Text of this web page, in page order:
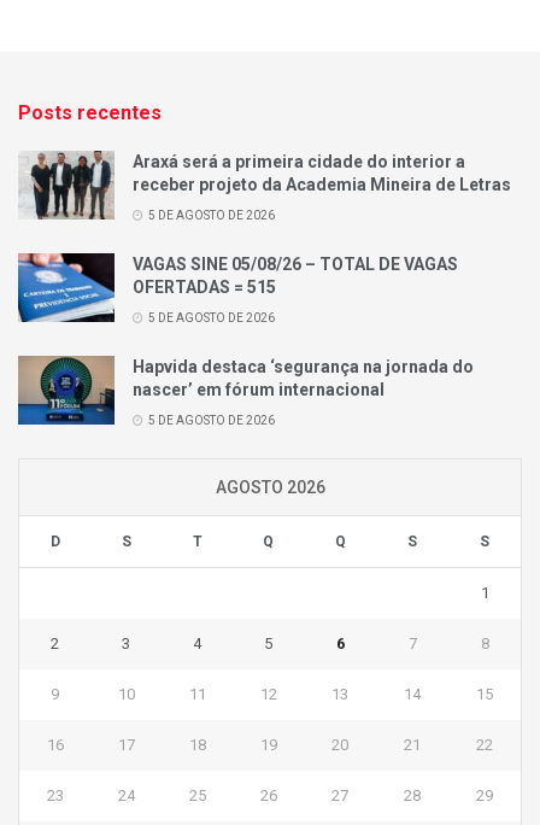
Posts recentes
Araxá será a primeira cidade do interior a
receber projeto da Academia Mineira de Letras
5 DE AGOSTO DE 2026
VAGAS SINE 05/08/26 – TOTAL DE VAGAS
OFERTADAS = 515
5 DE AGOSTO DE 2026
Hapvida destaca ‘segurança na jornada do
nascer’ em fórum internacional
5 DE AGOSTO DE 2026
AGOSTO 2026
D S T Q Q S S
1
2 3 4 5 6 7 8
9 10 11 12 13 14 15
16 17 18 19 20 21 22
23 24 25 26 27 28 29